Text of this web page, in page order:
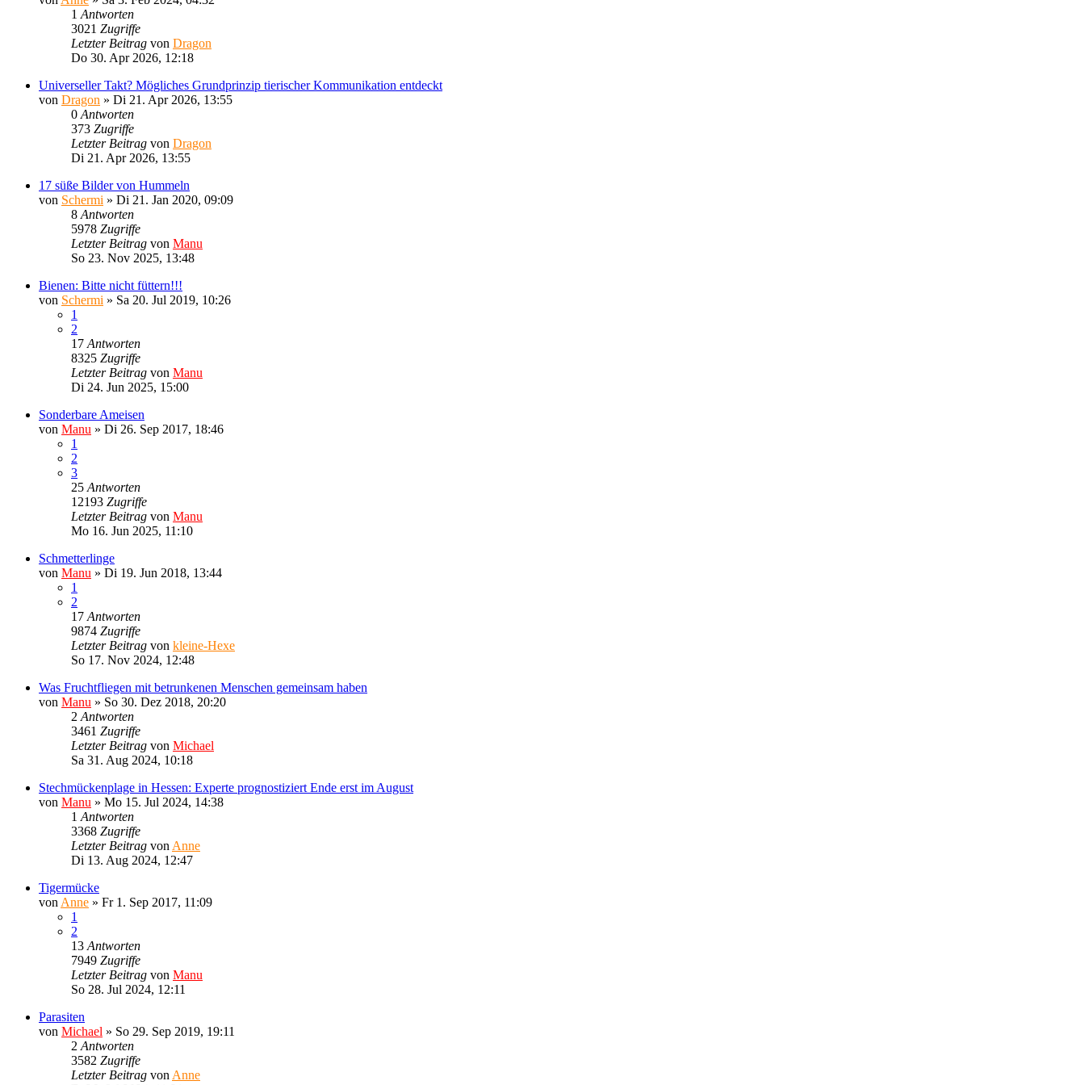
1 Antworten
3021 Zugriffe
Letzter Beitrag von Dragon
Do 30. Apr 2026, 12:18
Universeller Takt? Mögliches Grundprinzip tierischer Kommunikation entdeckt
von Dragon » Di 21. Apr 2026, 13:55
0 Antworten
373 Zugriffe
Letzter Beitrag von Dragon
Di 21. Apr 2026, 13:55
17 süße Bilder von Hummeln
von Schermi » Di 21. Jan 2020, 09:09
8 Antworten
5978 Zugriffe
Letzter Beitrag von Manu
So 23. Nov 2025, 13:48
Bienen: Bitte nicht füttern!!!
von Schermi » Sa 20. Jul 2019, 10:26
1
2
17 Antworten
8325 Zugriffe
Letzter Beitrag von Manu
Di 24. Jun 2025, 15:00
Sonderbare Ameisen
von Manu » Di 26. Sep 2017, 18:46
1
2
3
25 Antworten
12193 Zugriffe
Letzter Beitrag von Manu
Mo 16. Jun 2025, 11:10
Schmetterlinge
von Manu » Di 19. Jun 2018, 13:44
1
2
17 Antworten
9874 Zugriffe
Letzter Beitrag von kleine-Hexe
So 17. Nov 2024, 12:48
Was Fruchtfliegen mit betrunkenen Menschen gemeinsam haben
von Manu » So 30. Dez 2018, 20:20
2 Antworten
3461 Zugriffe
Letzter Beitrag von Michael
Sa 31. Aug 2024, 10:18
Stechmückenplage in Hessen: Experte prognostiziert Ende erst im August
von Manu » Mo 15. Jul 2024, 14:38
1 Antworten
3368 Zugriffe
Letzter Beitrag von Anne
Di 13. Aug 2024, 12:47
Tigermücke
von Anne » Fr 1. Sep 2017, 11:09
1
2
13 Antworten
7949 Zugriffe
Letzter Beitrag von Manu
So 28. Jul 2024, 12:11
Parasiten
von Michael » So 29. Sep 2019, 19:11
2 Antworten
3582 Zugriffe
Letzter Beitrag von Anne